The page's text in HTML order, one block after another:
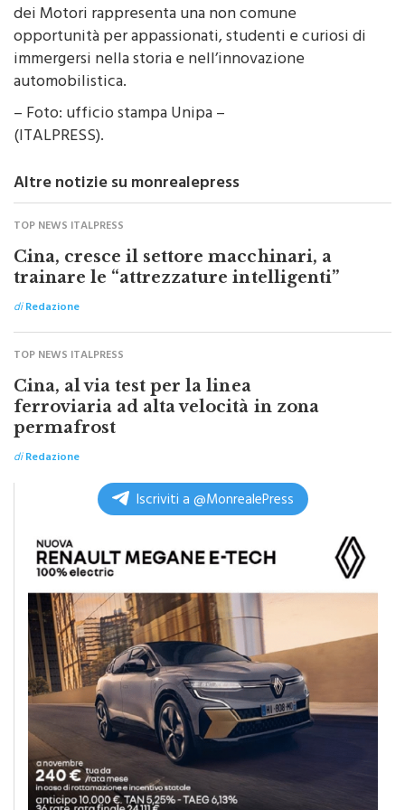
opportunità per appassionati, studenti e curiosi di
immergersi nella storia e nell’innovazione
automobilistica.
– Foto: ufficio stampa Unipa –
(ITALPRESS).
TOP NEWS ITALPRESS
Cina, cresce il settore macchinari, a
trainare le “attrezzature intelligenti”
diRedazione
TOP NEWS ITALPRESS
Cina, al via test per la linea
ferroviaria ad alta velocità in zona
permafrost
diRedazione
Iscriviti a @MonrealePress